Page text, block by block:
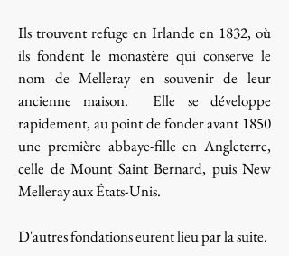
Ils trouvent refuge en Irlande en 1832, où
ils fondent le monastère qui conserve le
nom de Melleray en souvenir de leur
ancienne maison. Elle se développe
rapidement, au point de fonder avant 1850
une première abbaye-fille en Angleterre,
celle de Mount Saint Bernard, puis New
Melleray aux États-Unis.
D'autres fondations eurent lieu par la suite.